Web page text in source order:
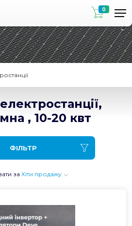
0
, 10-20 квт
ФІЛЬТР
за Хіти продажу